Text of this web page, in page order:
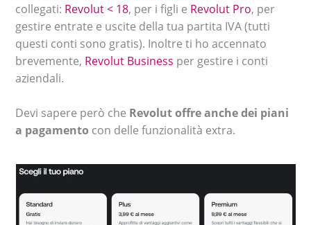
collegati: Revolut < 18, per i figli e Revolut Pro, per
gestire entrate e uscite della tua partita IVA (tutti
questi conti sono gratis). Inoltre ti ho accennato
brevemente, Revolut Business per gestire i conti
aziendali.
Devi sapere però che Revolut offre anche dei piani
a pagamento con delle funzionalità extra.